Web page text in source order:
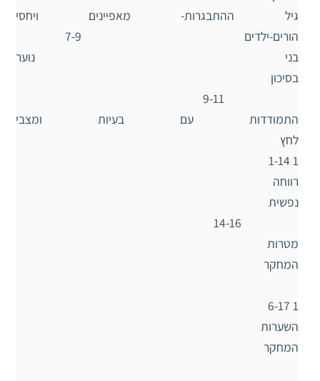
גיל ההתבגרות- מאפיינים ויחסי
הורים-ילדים 7-9
בני נוער
בסיכון
התמודדות עם בעיות ומצבי
לחץ
1 1-14
רווחה
נפשית
מטרות
המחקר
1 6-17
השערות
המחקר